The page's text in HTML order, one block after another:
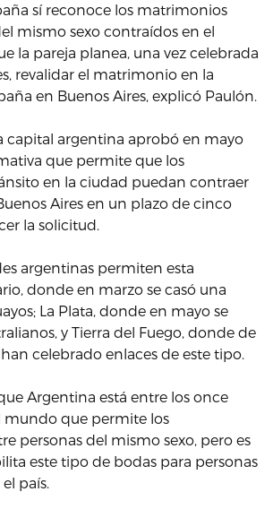
sí reconoce los matrimonios
mismo sexo contraídos en el
la pareja planea, una vez celebrada
revalidar el matrimonio en la
en Buenos Aires, explicó Paulón.
capital argentina aprobó en mayo
que permite que los
en la ciudad puedan contraer
Aires en un plazo de cinco
la solicitud.
argentinas permiten esta
donde en marzo se casó una
La Plata, donde en mayo se
y Tierra del Fuego, donde de
celebrado enlaces de este tipo.
Argentina está entre los once
mundo que permite los
personas del mismo sexo, pero es
este tipo de bodas para personas
país.